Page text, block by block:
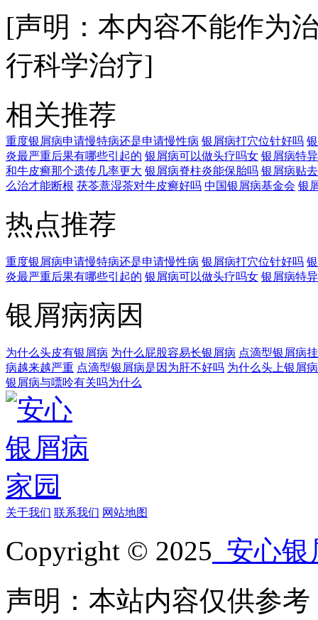
[声明：本内容不能作为
行科学治疗]
相关推荐
重度银屑病申请慢特病还是申请慢性病 银屑病打穴位针好吗
炎最严重后果有哪些引起的 银屑病可以做头疗吗女 银屑病特
和牛皮癣那个遗传几率更大 银屑病脊柱炎能保胎吗 银屑病贴
么治才能断根 茯苓薏湿茶对牛皮癣好吗 中国银屑病基金会 银
热点推荐
重度银屑病申请慢特病还是申请慢性病 银屑病打穴位针好吗
炎最严重后果有哪些引起的 银屑病可以做头疗吗女 银屑病特
银屑病病因
为什么头皮有银屑病 为什么屁股容易长银屑病 点滴型银屑病
病越来越严重 点滴型银屑病是因为肝不好吗 为什么头上银屑
银屑病与嘌呤有关吗为什么
关于我们 联系我们 网站地图
Copyright © 2025 安心银
声明：本站内容仅供参